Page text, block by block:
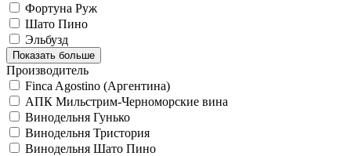
Фортуна Руж
Шато Пино
Эльбузд
Показать больше
Производитель
Finca Agostino (Аргентина)
АПК Мильстрим-Черноморские вина
Винодельня Гунько
Винодельня Тристория
Винодельня Шато Пино